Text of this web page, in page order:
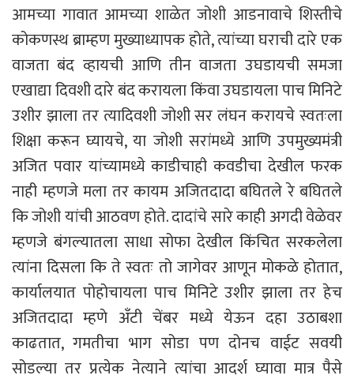
आमच्या गावात आमच्या शाळेत जोशी आडनावाचे शिस्तीचे
कोकणस्थ ब्राम्हण मुख्याध्यापक होते, त्यांच्या घराची दारे एक
वाजता बंद व्हायची आणि तीन वाजता उघडायची समजा
एखाद्या दिवशी दारे बंद करायला किंवा उघडायला पाच मिनिटे
उशीर झाला तर त्यादिवशी जोशी सर लंघन करायचे स्वतःला
शिक्षा करून घ्यायचे, या जोशी सरांमध्ये आणि उपमुख्यमंत्री
अजित पवार यांच्यामध्ये काडीचाही कवडीचा देखील फरक
नाही म्हणजे मला तर कायम अजितदादा बघितले रे बघितले
कि जोशी यांची आठवण होते. दादांचे सारे काही अगदी वेळेवर
म्हणजे बंगल्यातला साधा सोफा देखील किंचित सरकलेला
त्यांना दिसला कि ते स्वतः तो जागेवर आणून मोकळे होतात,
कार्यालयात पोहोचायला पाच मिनिटे उशीर झाला तर हेच
अजितदादा म्हणे अँटी चेंबर मध्ये येऊन दहा उठाबशा
काढतात, गमतीचा भाग सोडा पण दोनच वाईट सवयी
सोडल्या तर प्रत्येक नेत्याने त्यांचा आदर्श घ्यावा मात्र पैसे